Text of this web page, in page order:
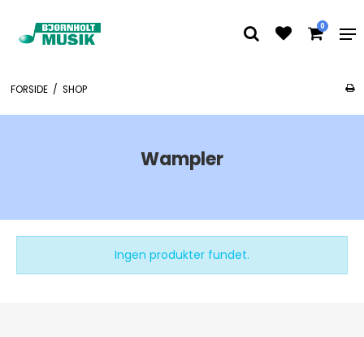
0
FORSIDE / SHOP
Wampler
Ingen produkter fundet.